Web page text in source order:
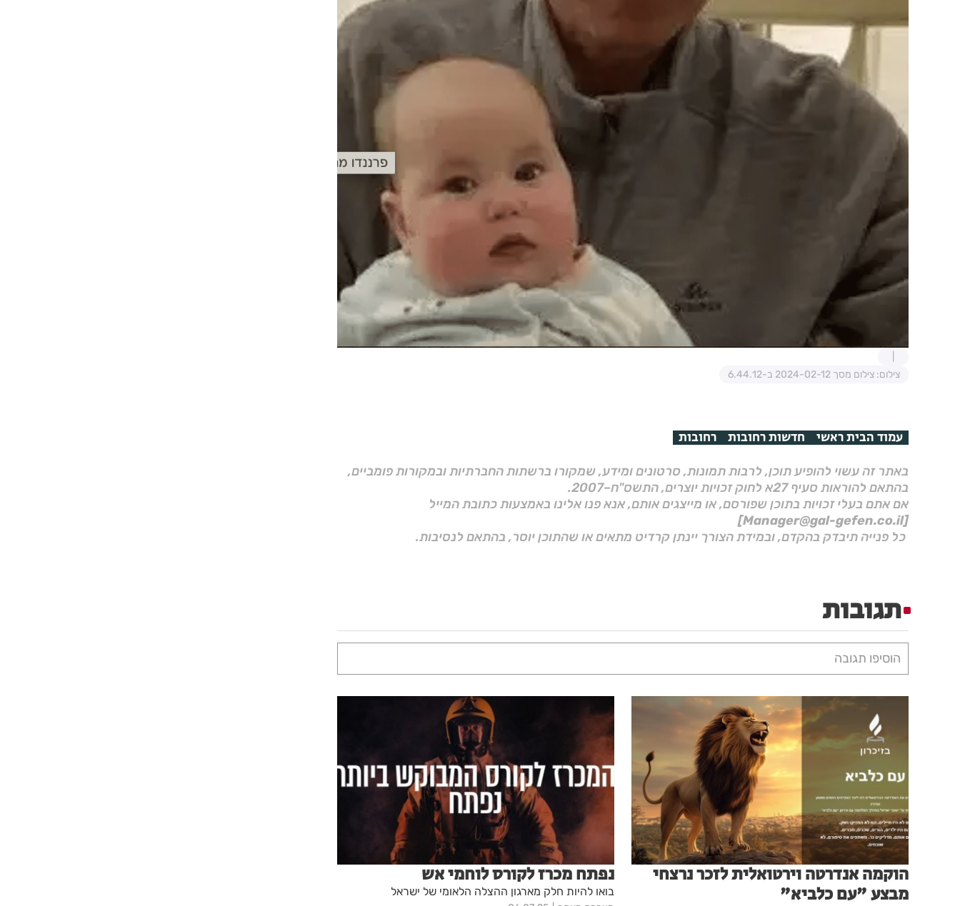
צילום: צילום מסך 2024-02-12 ב-6.44.12
עמוד הבית ראשי חדשות רחובות רחובות
באתר זה עשוי להופיע תוכן, לרבות תמונות, סרטונים ומידע, שמקורו ברשתות החברתיות ובמקורות פומביים,
בהתאם להוראות סעיף 27א לחוק זכויות יוצרים, התשס"ח–2007.
אם אתם בעלי זכויות בתוכן שפורסם, או מייצגים אותם, אנא פנו אלינו באמצעות כתובת המייל
[Manager@gal-gefen.co.il]
כל פנייה תיבדק בהקדם, ובמידת הצורך יינתן קרדיט מתאים או שהתוכן יוסר, בהתאם לנסיבות.
תגובות
הוסיפו תגובה
הוקמה אנדרטה וירטואלית לזכר נרצחי
מבצע "עם כלביא"
נפתח מכרז לקורס לוחמי אש
בואו להיות חלק מארגון ההצלה הלאומי של ישראל